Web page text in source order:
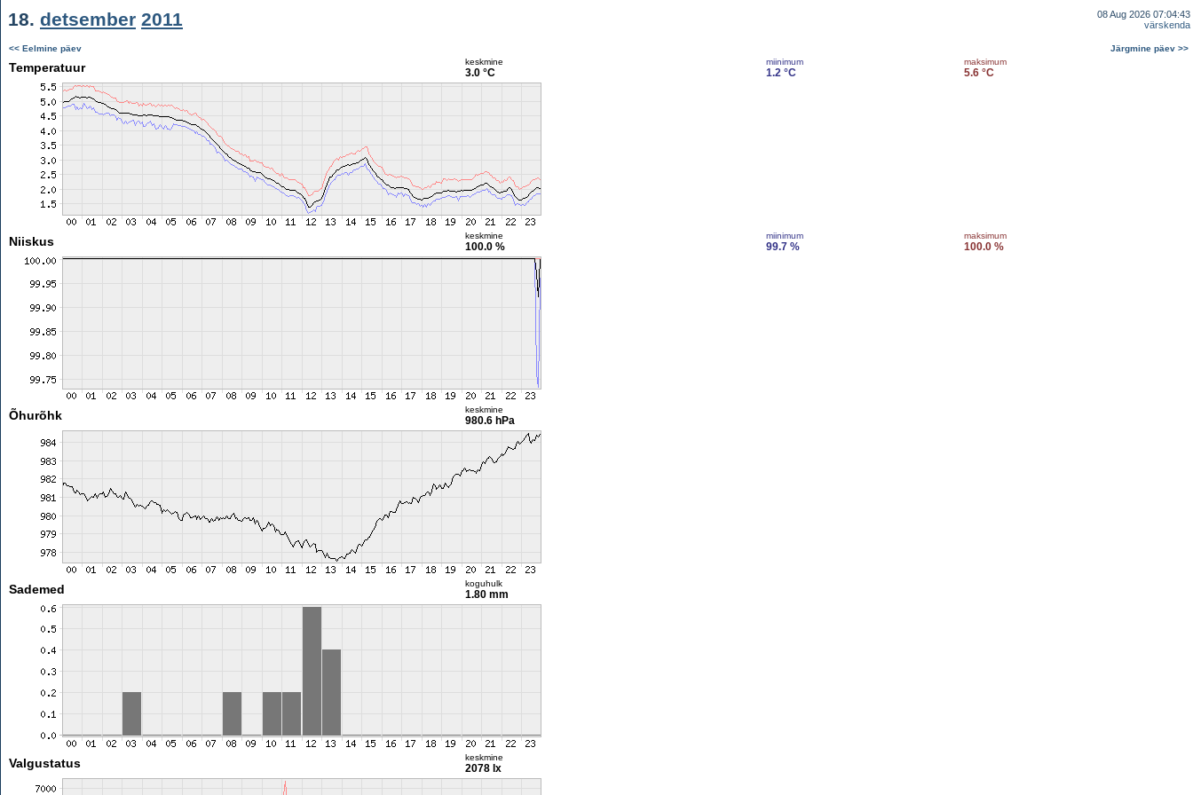
18. detsember 2011
08 Aug 2026 07:04:43
värskenda
<< Eelmine päev Järgmine päev >>
Temperatuur keskmine
3.0 °C
miinimum
1.2 °C
maksimum
5.6 °C
Niiskus keskmine
100.0 %
miinimum
99.7 %
maksimum
100.0 %
Õhurõhk keskmine
980.6 hPa
Sademed koguhulk
1.80 mm
Valgustatus keskmine
2078 lx